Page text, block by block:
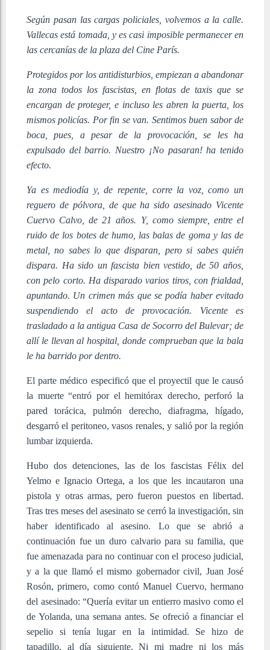
Según pasan las cargas policiales, volvemos a la calle.
Vallecas está tomada, y es casi imposible permanecer en
las cercanías de la plaza del Cine París.
Protegidos por los antidisturbios, empiezan a abandonar
la zona todos los fascistas, en flotas de taxis que se
encargan de proteger, e incluso les abren la puerta, los
mismos policías. Por fin se van. Sentimos buen sabor de
boca, pues, a pesar de la provocación, se les ha
expulsado del barrio. Nuestro ¡No pasaran! ha tenido
efecto.
Ya es mediodía y, de repente, corre la voz, como un
reguero de pólvora, de que ha sido asesinado Vicente
Cuervo Calvo, de 21 años. Y, como siempre, entre el
ruido de los botes de humo, las balas de goma y las de
metal, no sabes lo que disparan, pero si sabes quién
dispara. Ha sido un fascista bien vestido, de 50 años,
con pelo corto. Ha disparado varios tiros, con frialdad,
apuntando. Un crimen más que se podía haber evitado
suspendiendo el acto de provocación. Vicente es
trasladado a la antigua Casa de Socorro del Bulevar; de
allí le llevan al hospital, donde comprueban que la bala
le ha barrido por dentro.
El parte médico especificó que el proyectil que le causó
la muerte “entró por el hemitórax derecho, perforó la
pared torácica, pulmón derecho, diafragma, hígado,
desgarró el peritoneo, vasos renales, y salió por la región
lumbar izquierda.
Hubo dos detenciones, las de los fascistas Félix del
Yelmo e Ignacio Ortega, a los que les incautaron una
pistola y otras armas, pero fueron puestos en libertad.
Tras tres meses del asesinato se cerró la investigación, sin
haber identificado al asesino. Lo que se abrió a
continuación fue un duro calvario para su familia, que
fue amenazada para no continuar con el proceso judicial,
y a la que llamó el mismo gobernador civil, Juan José
Rosón, primero, como contó Manuel Cuervo, hermano
del asesinado: “Quería evitar un entierro masivo como el
de Yolanda, una semana antes. Se ofreció a financiar el
sepelio si tenía lugar en la intimidad. Se hizo de
tapadillo, al día siguiente. Ni mi madre ni los más